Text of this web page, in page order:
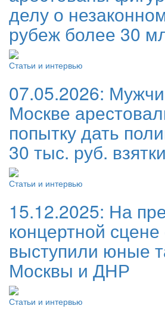
делу о
рубеж более 30
Статьи и интервью
07.05.2026:
Москве
попытку дать
30 тыс. руб. взятки
Статьи и интервью
15.12.2025: На
концертной
выступили юные
Москвы и ДНР
Статьи и интервью